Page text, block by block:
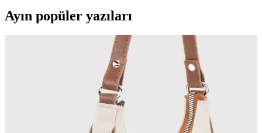
Ayın popüler yazıları